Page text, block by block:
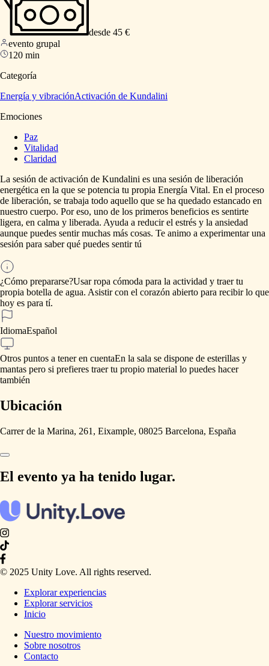
desde 45 €
evento grupal
120 min
Categoría
Energía y vibraciónActivación de Kundalini
Emociones
Paz
Vitalidad
Claridad
La sesión de activación de Kundalini es una sesión de liberación
energética en la que se potencia tu propia Energía Vital. En el proceso
de liberación, se trabaja todo aquello que se ha quedado estancado en
nuestro cuerpo. Por eso, uno de los primeros beneficios es sentirte
ligera, en calma y liberada. Ayuda a reducir el estrés y la ansiedad
aunque puedes sentir muchas más cosas. Te animo a experimentar una
sesión para saber qué puedes sentir tú
¿Cómo prepararse?Usar ropa cómoda para la actividad y traer tu
propia botella de agua. Asistir con el corazón abierto para recibir lo que
hoy es para tí.
IdiomaEspañol
Otros puntos a tener en cuentaEn la sala se dispone de esterillas y
mantas pero si prefieres traer tu propio material lo puedes hacer
también
Ubicación
Carrer de la Marina, 261, Eixample, 08025 Barcelona, España
El evento ya ha tenido lugar.
© 2025 Unity Love. All rights reserved.
Explorar experiencias
Explorar servicios
Inicio
Nuestro movimiento
Sobre nosotros
Contacto